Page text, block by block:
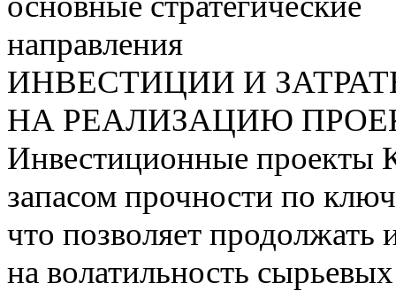
направления
ИНВЕСТИЦИИ И
НА РЕАЛИЗАЦИЮ
Инвестиционные проекты
запасом прочности по
что позволяет продолжать
на волатильность